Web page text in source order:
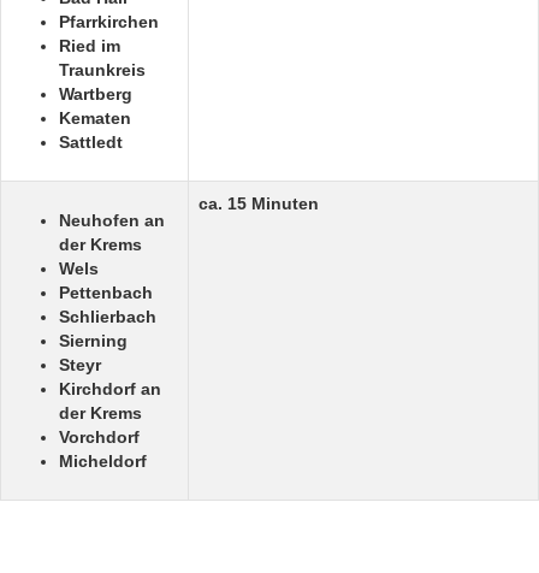
Pfarrkirchen
Ried im
Traunkreis
Wartberg
Kematen
Sattledt
Neuhofen an
der Krems
Wels
Pettenbach
Schlierbach
Sierning
Steyr
Kirchdorf an
der Krems
Vorchdorf
Micheldorf
ca. 15 Minuten